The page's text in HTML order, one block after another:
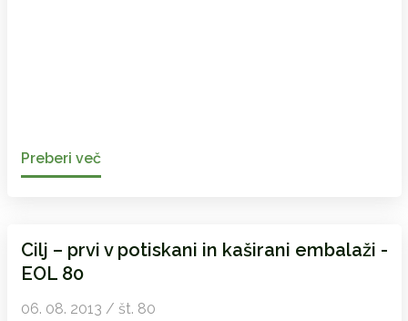
Preberi več
Cilj – prvi v potiskani in kaširani embalaži -
EOL 80
06. 08. 2013 / št. 80